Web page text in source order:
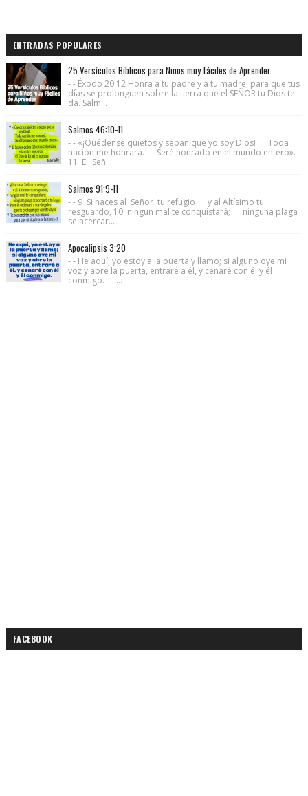
ENTRADAS POPULARES
25 Versículos Bíblicos para Niños muy fáciles de Aprender
- - Éxodo 20:12 Honra a tu padre y a tu madre, para que tus
días se prolonguen sobre la tierra que el SEÑOR tu Dios te
da. Salm...
Salmos 46:10-11
- - «¡Quédense quietos y sepan que yo soy Dios! Toda
nación me honrará. Seré honrado en el mundo entero».
11 El Señ...
Salmos 91:9-11
- - 9 Si haces al Señor tu refugio y al Altísimo tu
resguardo, 10 ningún mal te conquistará; ninguna plaga
se acercar...
Apocalipsis 3:20
- - He aquí, yo estoy a la puerta y llamo; si alguno oye mi
voz y abre la puerta, entraré a él, y cenaré con él y él
conmigo. - - ...
FACEBOOK